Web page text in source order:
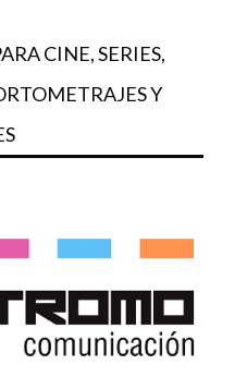
CINE, SERIES,
Y